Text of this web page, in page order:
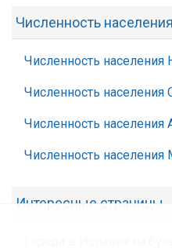
Численность
Численность населения
Численность населения
Численность населения
Численность
Интересные страницы